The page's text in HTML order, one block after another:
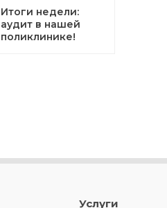
Итоги недели:
аудит в нашей
поликлинике!
Услуги